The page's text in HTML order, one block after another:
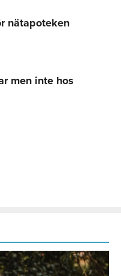
nätapoteken
men inte hos